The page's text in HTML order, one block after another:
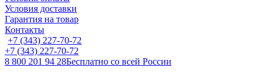
Условия доставки
Гарантия на товар
Контакты
+7 (343) 227-70-72
+7 (343) 227-70-72
8 800 201 94 28Бесплатно со всей России